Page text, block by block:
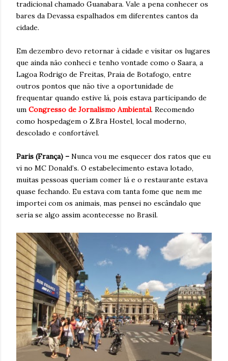
tradicional chamado Guanabara. Vale a pena conhecer os
bares da Devassa espalhados em diferentes cantos da
cidade.
Em dezembro devo retornar à cidade e visitar os lugares
que ainda não conheci e tenho vontade como o Saara, a
Lagoa Rodrigo de Freitas, Praia de Botafogo, entre
outros pontos que não tive a oportunidade de
frequentar quando estive lá, pois estava participando de
um Congresso de Jornalismo Ambiental. Recomendo
como hospedagem o Z.Bra Hostel, local moderno,
descolado e confortável.
Paris (França) – Nunca vou me esquecer dos ratos que eu
vi no MC Donald’s. O estabelecimento estava lotado,
muitas pessoas queriam comer lá e o restaurante estava
quase fechando. Eu estava com tanta fome que nem me
importei com os animais, mas pensei no escândalo que
seria se algo assim acontecesse no Brasil.